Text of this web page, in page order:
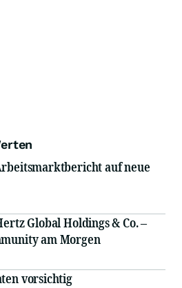
auf neue
Global Holdings & Co. –
am Morgen
vorsichtig